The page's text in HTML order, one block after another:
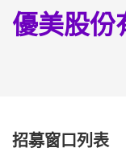
優美股份
招募窗口列表